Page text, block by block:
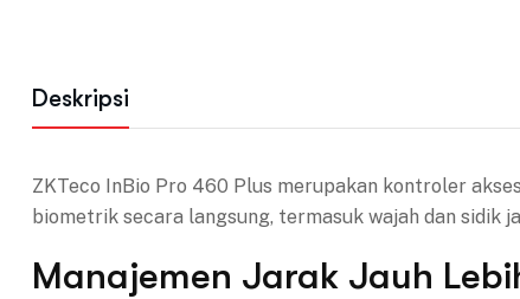
Deskripsi
ZKTeco InBio Pro 460 Plus merupakan kontroler
biometrik secara langsung, termasuk wajah dan sidik
Manajemen Jarak Jauh